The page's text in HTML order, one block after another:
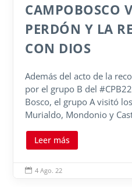
CAMPOBOSCO
PERDÓN Y LA
CON DIOS
Además del acto de la
por el grupo B del
Bosco, el grupo A visitó
Murialdo, Mondonio y
Leer más
 4 Ago. 22